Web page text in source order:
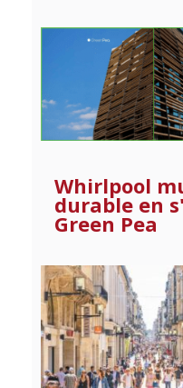
Whirlpool
durable en
Green Pea